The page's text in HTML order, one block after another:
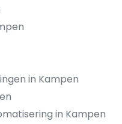
in Kampen
in Kampen